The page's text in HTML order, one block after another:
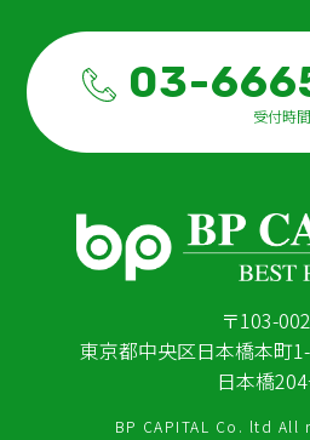
〒103-
東京都中央区日本橋本町
日本橋
BP CAPITAL Co. ltd All
03-
受付時